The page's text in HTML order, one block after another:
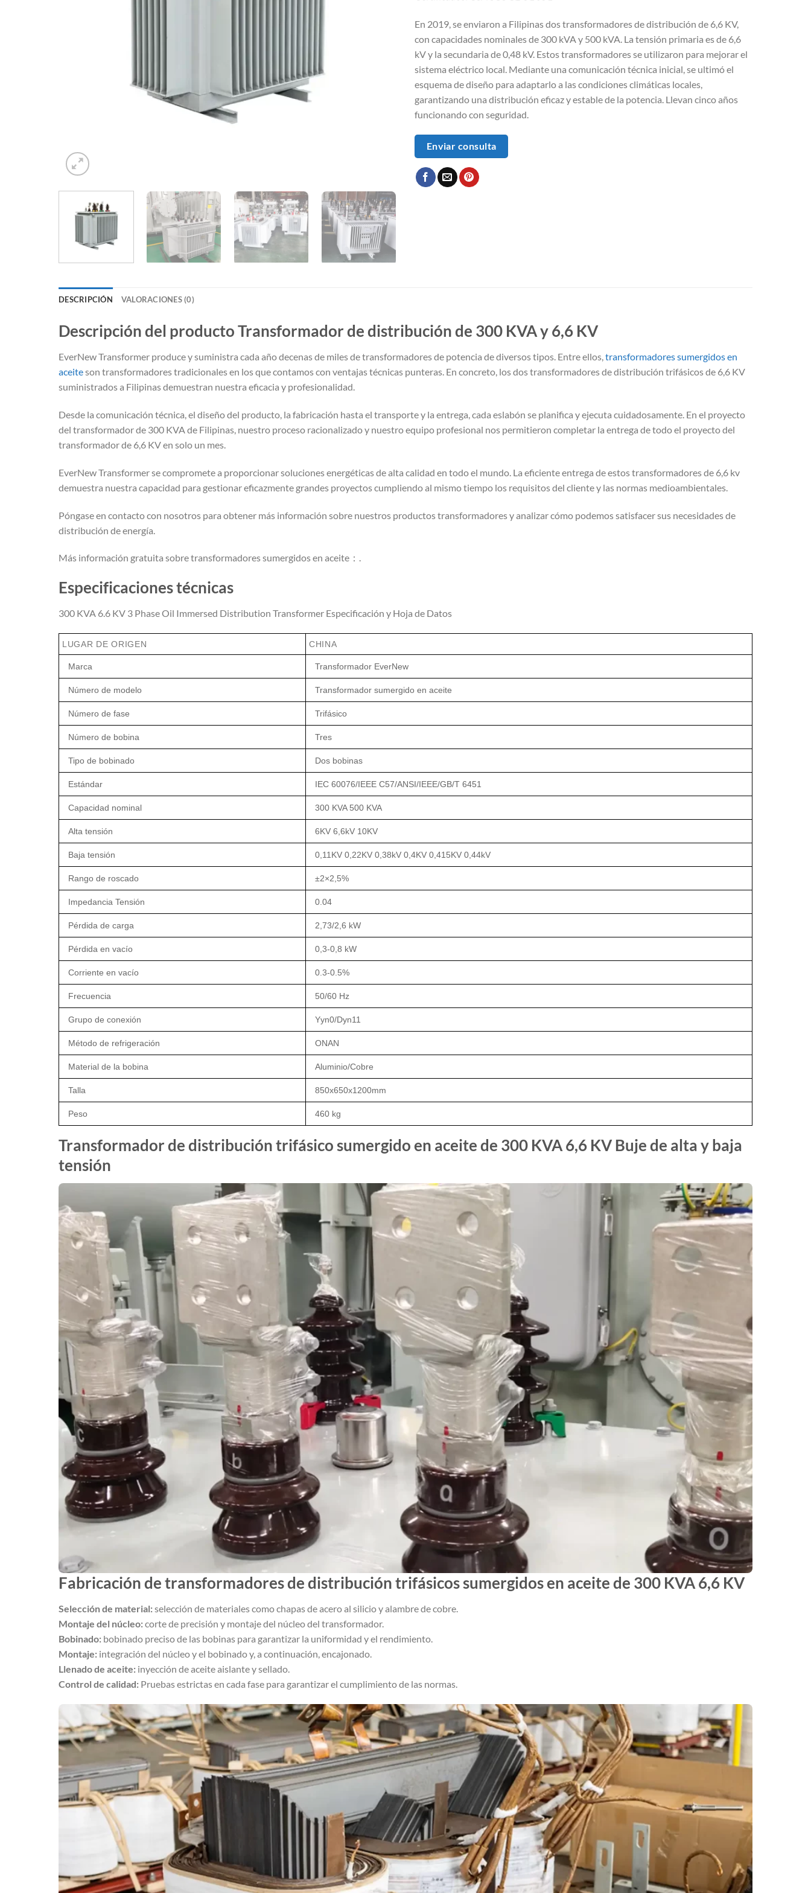
En 2019, se enviaron a Filipinas dos transformadores de distribución de 6,6 KV,
con capacidades nominales de 300 kVA y 500 kVA. La tensión primaria es de 6,6
kV y la secundaria de 0,48 kV. Estos transformadores se utilizaron para mejorar el
sistema eléctrico local. Mediante una comunicación técnica inicial, se ultimó el
esquema de diseño para adaptarlo a las condiciones climáticas locales,
garantizando una distribución eficaz y estable de la potencia. Llevan cinco años
funcionando con seguridad.
Enviar consulta
DESCRIPCIÓN VALORACIONES (0)
Descripción del producto Transformador de distribución de 300 KVA y 6,6 KV
EverNew Transformer produce y suministra cada año decenas de miles de transformadores de potencia de diversos tipos. Entre ellos,transformadores sumergidos en
aceiteson transformadores tradicionales en los que contamos con ventajas técnicas punteras. En concreto, los dos transformadores de distribución trifásicos de 6,6 KV
suministrados a Filipinas demuestran nuestra eficacia y profesionalidad.
Desde la comunicación técnica, el diseño del producto, la fabricación hasta el transporte y la entrega, cada eslabón se planifica y ejecuta cuidadosamente. En el proyecto
del transformador de 300 KVA de Filipinas, nuestro proceso racionalizado y nuestro equipo profesional nos permitieron completar la entrega de todo el proyecto del
transformador de 6,6 KV en solo un mes.
EverNew Transformer se compromete a proporcionar soluciones energéticas de alta calidad en todo el mundo. La eficiente entrega de estos transformadores de 6,6 kv
demuestra nuestra capacidad para gestionar eficazmente grandes proyectos cumpliendo al mismo tiempo los requisitos del cliente y las normas medioambientales.
Póngase en contacto con nosotros para obtener más información sobre nuestros productos transformadores y analizar cómo podemos satisfacer sus necesidades de
distribución de energía.
Más información gratuita sobre transformadores sumergidos en aceite：.
Especificaciones técnicas
300 KVA 6.6 KV 3 Phase Oil Immersed Distribution Transformer Especificación y Hoja de Datos
LUGAR DE ORIGEN CHINA
Marca Transformador EverNew
Número de modelo Transformador sumergido en aceite
Número de fase Trifásico
Número de bobina Tres
Tipo de bobinado Dos bobinas
Estándar IEC 60076/IEEE C57/ANSI/IEEE/GB/T 6451
Capacidad nominal 300 KVA 500 KVA
Alta tensión 6KV 6,6kV 10KV
Baja tensión 0,11KV 0,22KV 0,38kV 0,4KV 0,415KV 0,44kV
Rango de roscado ±2×2,5%
Impedancia Tensión 0.04
Pérdida de carga 2,73/2,6 kW
Pérdida en vacío 0,3-0,8 kW
Corriente en vacío 0.3-0.5%
Frecuencia 50/60 Hz
Grupo de conexión Yyn0/Dyn11
Método de refrigeración ONAN
Material de la bobina Aluminio/Cobre
Talla 850x650x1200mm
Peso 460 kg
Transformador de distribución trifásico sumergido en aceite de 300 KVA 6,6 KV Buje de alta y baja
tensión
Fabricación de transformadores de distribución trifásicos sumergidos en aceite de 300 KVA 6,6 KV
Selección de material:selección de materiales como chapas de acero al silicio y alambre de cobre.
Montaje del núcleo:corte de precisión y montaje del núcleo del transformador.
Bobinado: bobinado preciso de las bobinas para garantizar la uniformidad y el rendimiento.
Montaje: integración del núcleo y el bobinado y, a continuación, encajonado.
Llenado de aceite: inyección de aceite aislante y sellado.
Control de calidad: Pruebas estrictas en cada fase para garantizar el cumplimiento de las normas.